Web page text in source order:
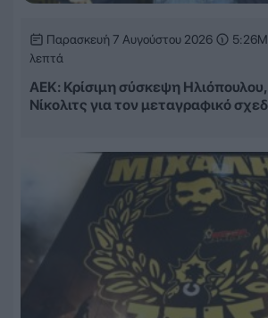
Παρασκευή 7 Αυγούστου 2026
λεπτά
ΑΕΚ: Κρίσιμη σύσκεψη Ηλιόπουλου,
Νίκολιτς για τον μεταγραφικό